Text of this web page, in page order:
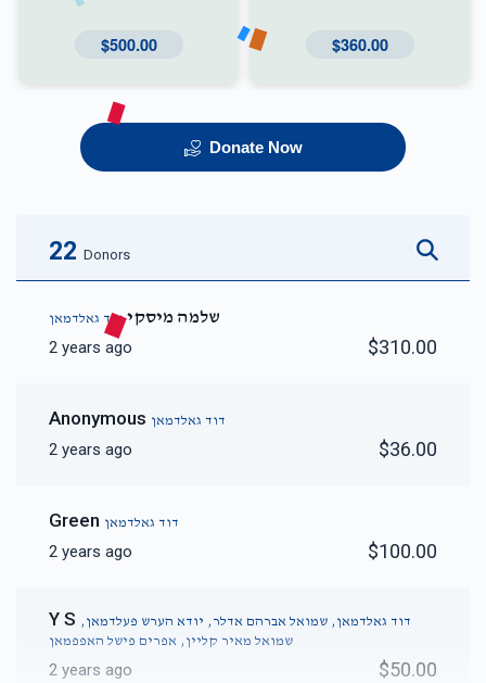
$360.00
$500.00
Donate Now
22 Donors
שלמה מיסקידוד גאלדמאן
2 years ago $310.00
Anonymous דוד גאלדמאן
2 years ago $36.00
Green דוד גאלדמאן
2 years ago $100.00
Y S דוד גאלדמאן, שמואל אברהם אדלר, יודא הערש פעלדמאן,
שמואל מאיר קליין, אפרים פישל האפפמאן
2 years ago $50.00